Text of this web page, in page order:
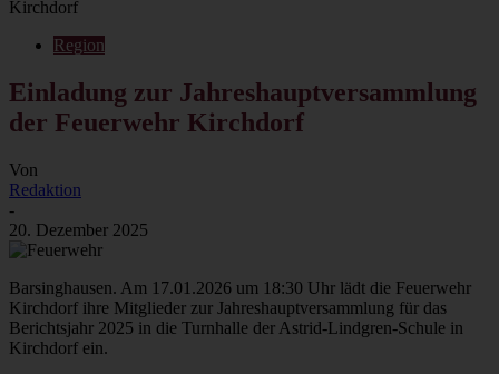
Kirchdorf
Region
Einladung zur Jahreshauptversammlung
der Feuerwehr Kirchdorf
Von
Redaktion
-
20. Dezember 2025
Barsinghausen. Am 17.01.2026 um 18:30 Uhr lädt die Feuerwehr
Kirchdorf ihre Mitglieder zur Jahreshauptversammlung für das
Berichtsjahr 2025 in die Turnhalle der Astrid-Lindgren-Schule in
Kirchdorf ein.